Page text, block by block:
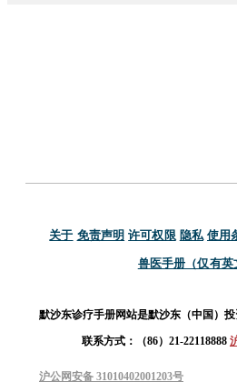
关于 免责声明 许可权限 隐私 使用
兽医手册（仅有英
默沙东诊疗手册网站是默沙东（中国）
联系方式：（86）21-22118888
沪公网安备 31010402001203号